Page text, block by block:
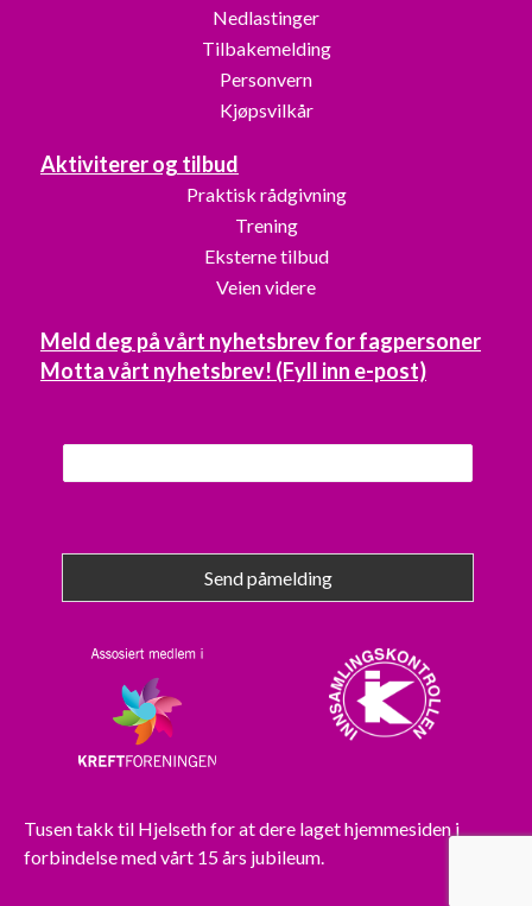
Nedlastinger
Tilbakemelding
Personvern
Kjøpsvilkår
Aktiviterer og tilbud
Praktisk rådgivning
Trening
Eksterne tilbud
Veien videre
Meld deg på vårt nyhetsbrev for fagpersoner
Motta vårt nyhetsbrev! (Fyll inn e-post)
Send påmelding
Tusen takk til Hjelsethfor at dere laget hjemmesiden i
forbindelse med vårt 15 års jubileum.